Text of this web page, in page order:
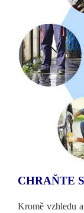
CHRAŇTE
Kromě vzhledu